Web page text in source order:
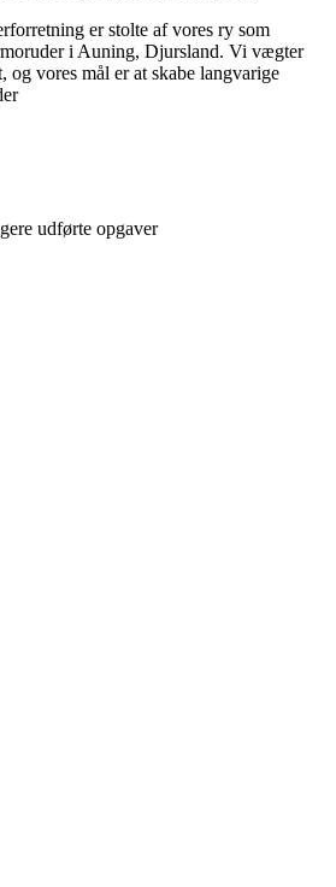
er stolte af vores ry som
i Auning, Djursland. Vi vægter
vores mål er at skabe langvarige
udførte opgaver